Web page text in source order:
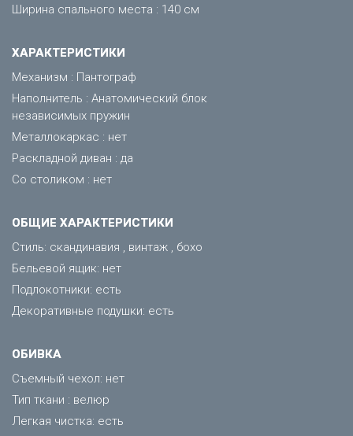
Ширина спального места : 140 см
ХАРАКТЕРИСТИКИ
Механизм : Пантограф
Наполнитель : Анатомический блок
независимых пружин
Металлокаркас : нет
Раскладной диван : да
Со столиком : нет
ОБЩИЕ ХАРАКТЕРИСТИКИ
Стиль: скандинавия , винтаж , бохо
Бельевой ящик: нет
Подлокотники: есть
Декоративные подушки: есть
ОБИВКА
Съемный чехол: нет
Тип ткани : велюр
Легкая чистка: есть